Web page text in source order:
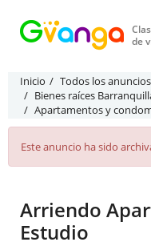
de
Inicio
Todos los
Bienes raíces
Apartamentos y
Este anuncio ha sido
Arriendo
Estudio